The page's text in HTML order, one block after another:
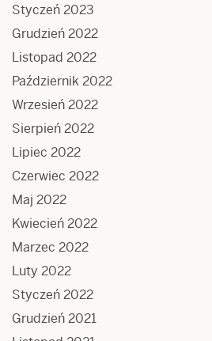
Styczeń 2023
Grudzień 2022
Listopad 2022
Październik 2022
Wrzesień 2022
Sierpień 2022
Lipiec 2022
Czerwiec 2022
Maj 2022
Kwiecień 2022
Marzec 2022
Luty 2022
Styczeń 2022
Grudzień 2021